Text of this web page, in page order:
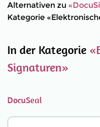
Alternativen zu
Kategorie
In der Kategorie
Signaturen»
DocuSeal